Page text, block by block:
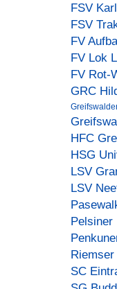
FSV
FSV
FV
FV Lok
FV Rot-
GRC
HFC
HSG
LSV
LSV
Pelsiner
Riemser
SC